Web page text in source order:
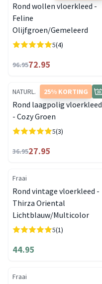
Rond wollen vloerkleed -
Feline
Olijfgroen/Gemeleerd
5(4)
96.9572.95
25% KORTING
NATURL.
Rond laagpolig vloerkleed
- Cozy Groen
5(3)
36.9527.95
Fraai
Rond vintage vloerkleed -
Thirza Oriental
Lichtblauw/Multicolor
5(1)
44.95
Fraai